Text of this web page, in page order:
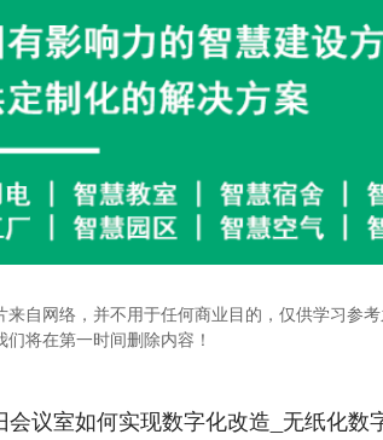
来自网络，并不用于任何商业目的，仅供学习参
将在第一时间删除内容！
会议室如何实现数字化改造_无纸化数